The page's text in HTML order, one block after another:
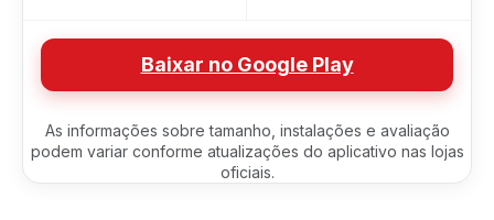
Baixar no Google Play
As informações sobre tamanho, instalações e avaliação
podem variar conforme atualizações do aplicativo nas lojas
oficiais.